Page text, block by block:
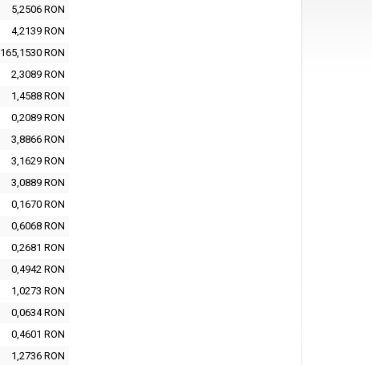
5,2506 RON
4,2139 RON
165,1530 RON
2,3089 RON
1,4588 RON
0,2089 RON
3,8866 RON
3,1629 RON
3,0889 RON
0,1670 RON
0,6068 RON
0,2681 RON
0,4942 RON
1,0273 RON
0,0634 RON
0,4601 RON
1,2736 RON